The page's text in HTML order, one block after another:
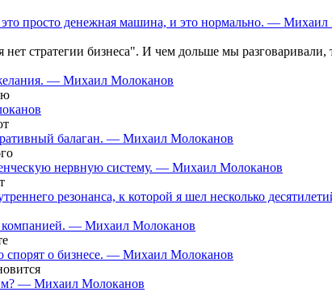
просто денежная машина, и это нормально. —
стратегии бизнеса". И чем дольше мы разговаривали,
желания. — Михаил Молоканов
балаган. — Михаил Молоканов
нервную систему. — Михаил Молоканов
резонанса, к которой я шел несколько
компанией. — Михаил Молоканов
спорят о бизнесе. — Михаил Молоканов
— Михаил Молоканов